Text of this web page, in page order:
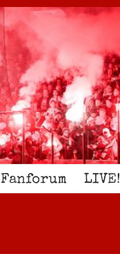
Fanforum LIVE!